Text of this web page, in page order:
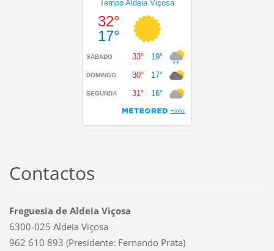
Contactos
Freguesia de Aldeia Viçosa
6300-025 Aldeia Viçosa
962 610 893 (Presidente: Fernando Prata)